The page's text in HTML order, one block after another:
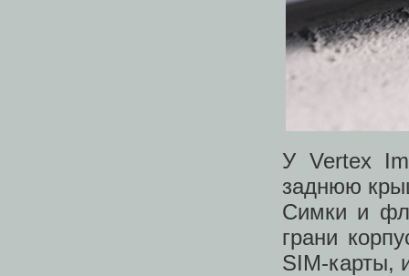
У Vertex
заднюю
Симки и
грани
SIM-карты,